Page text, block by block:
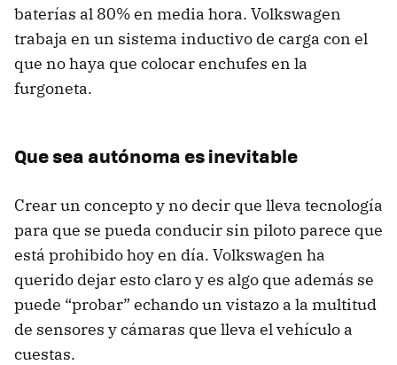
baterías al 80% en media hora. Volkswagen
trabaja en un sistema inductivo de carga con el
que no haya que colocar enchufes en la
furgoneta.
Que sea autónoma es inevitable
Crear un concepto y no decir que lleva tecnología
para que se pueda conducir sin piloto parece que
está prohibido hoy en día. Volkswagen ha
querido dejar esto claro y es algo que además se
puede “probar” echando un vistazo a la multitud
de sensores y cámaras que lleva el vehículo a
cuestas.